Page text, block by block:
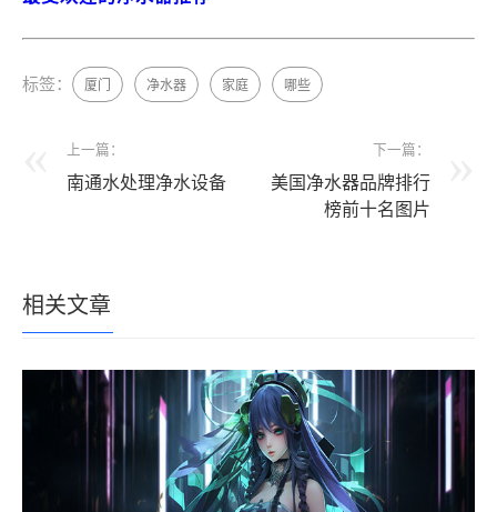
标签： 厦门 净水器 家庭 哪些
上一篇：
南通水处理净水设备
下一篇：
美国净水器品牌排行
榜前十名图片
相关文章